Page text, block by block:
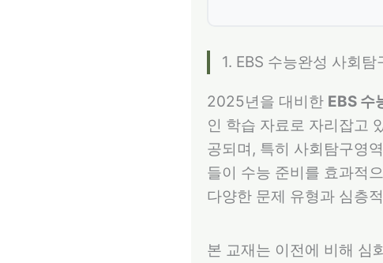
1. EBS 수능완성 사회
2025년을 대비한 EBS 수
인 학습 자료로 자리잡고
공되며, 특히 사회탐구영
들이 수능 준비를 효과적
다양한 문제 유형과 심층
본 교재는 이전에 비해 심